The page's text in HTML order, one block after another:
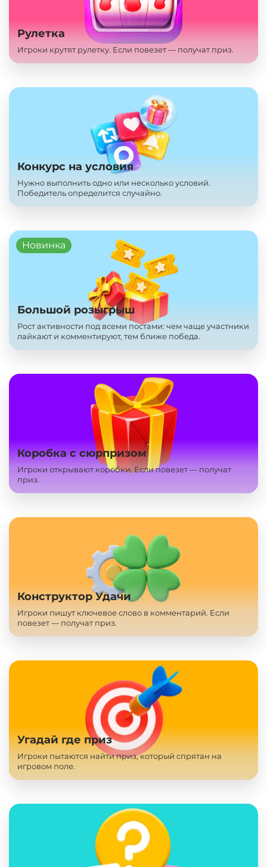
Рулетка
Игроки крутят рулетку. Если повезет — получат приз.
Конкурс на условия
Нужно выполнить одно или несколько условий.
Победитель определится случайно.
Новинка
Большой розыгрыш
Рост активности под всеми постами: чем чаще участники
лайкают и комментируют, тем ближе победа.
Коробка с сюрпризом
Игроки открывают коробки. Если повезет — получат
приз.
Конструктор Удачи
Игроки пишут ключевое слово в комментарий. Если
повезет — получат приз.
Угадай где приз
Игроки пытаются найти приз, который спрятан на
игровом поле.